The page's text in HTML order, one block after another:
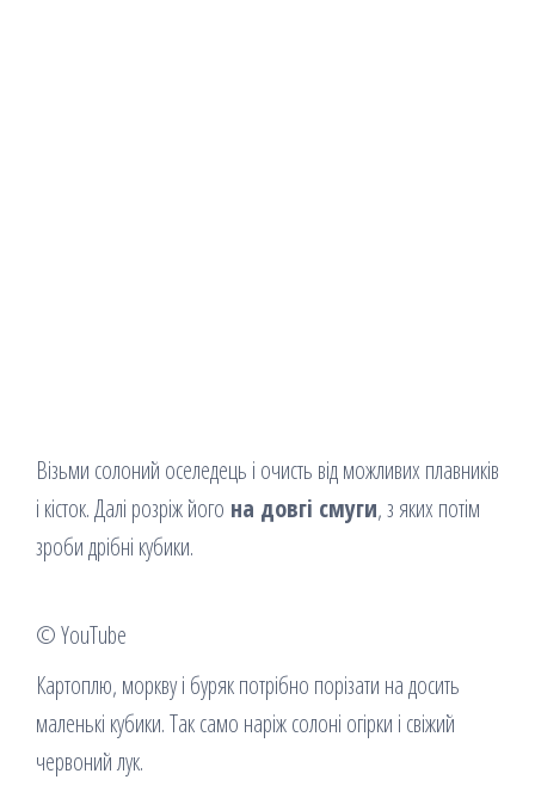
Візьми солоний оселедець і очисть від можливих плавників
і кісток. Далі розріж його на довгі смуги, з яких потім
зроби дрібні кубики.
© YouTube
Картоплю, моркву і буряк потрібно порізати на досить
маленькі кубики. Так само наріж солоні огірки і свіжий
червоний лук.